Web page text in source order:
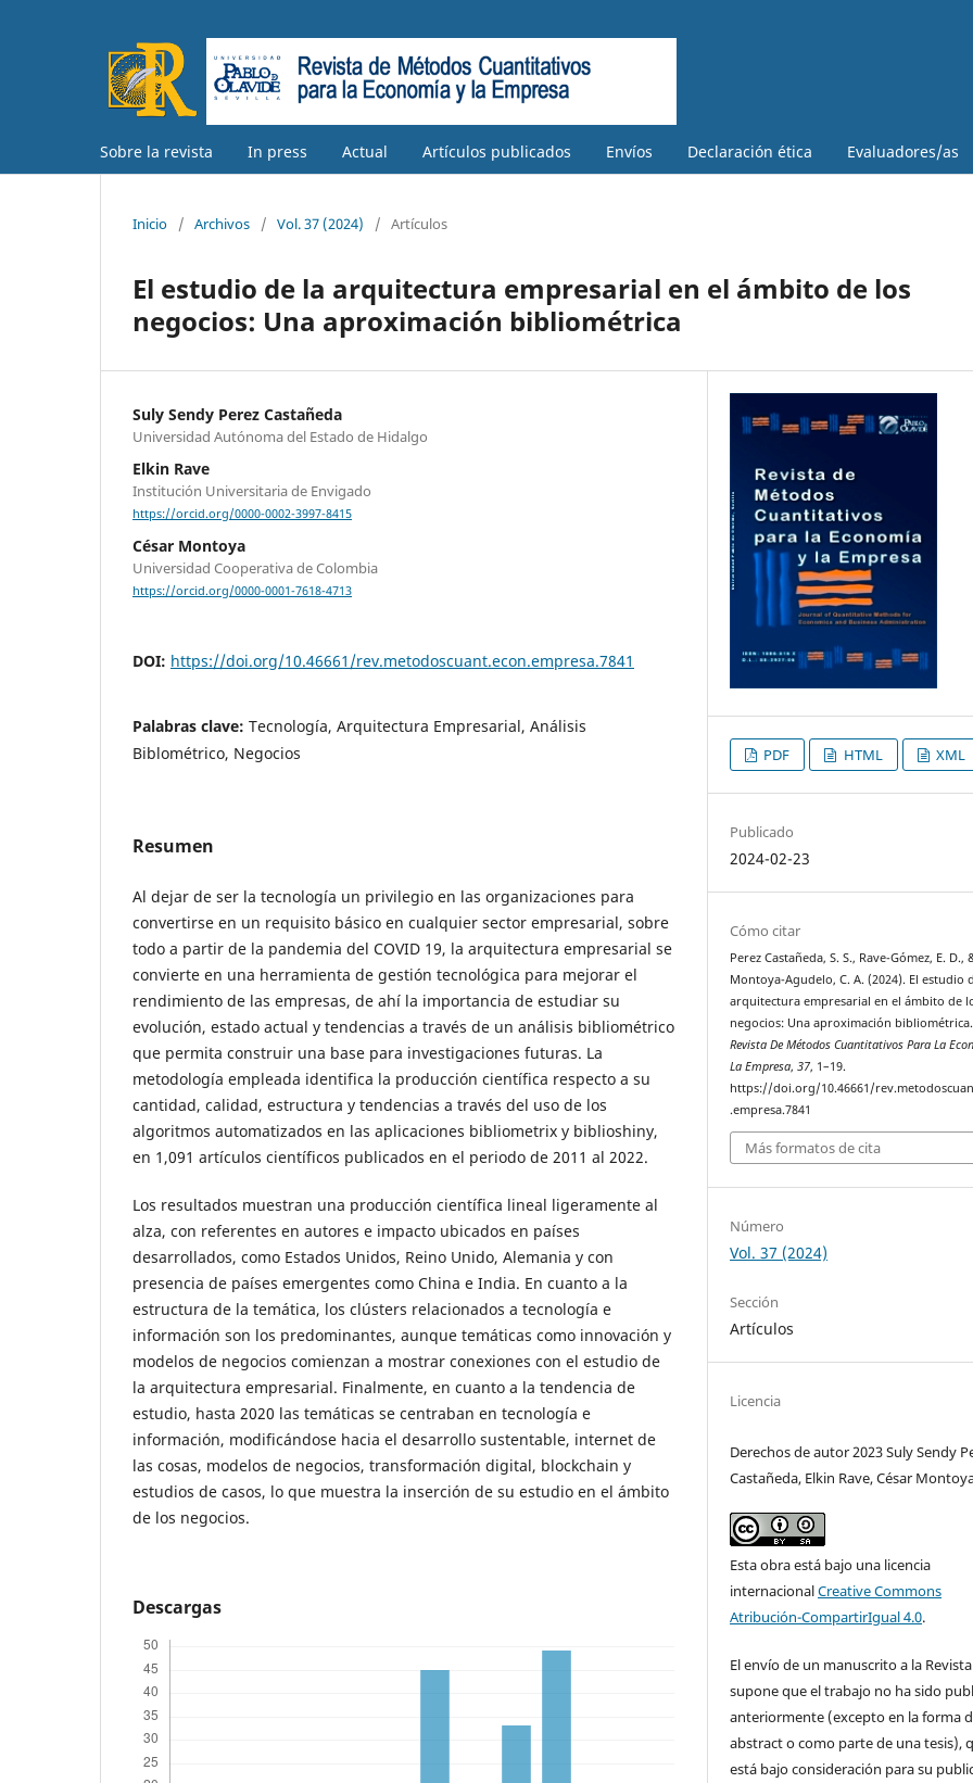
Sobre la revista In press Actual Artículos publicados Envíos Declaración ética Evaluadores/as
Inicio / Archivos / Vol. 37 (2024) / Artículos
El estudio de la arquitectura empresarial en el ámbito de los
negocios: Una aproximación bibliométrica
Suly Sendy Perez Castañeda
Universidad Autónoma del Estado de Hidalgo
Elkin Rave
Institución Universitaria de Envigado
https://orcid.org/0000-0002-3997-8415
César Montoya
Universidad Cooperativa de Colombia
https://orcid.org/0000-0001-7618-4713
DOI: https://doi.org/10.46661/rev.metodoscuant.econ.empresa.7841
Palabras clave: Tecnología, Arquitectura Empresarial, Análisis
Biblométrico, Negocios
Resumen
Al dejar de ser la tecnología un privilegio en las organizaciones para
convertirse en un requisito básico en cualquier sector empresarial, sobre
todo a partir de la pandemia del COVID 19, la arquitectura empresarial se
convierte en una herramienta de gestión tecnológica para mejorar el
rendimiento de las empresas, de ahí la importancia de estudiar su
evolución, estado actual y tendencias a través de un análisis bibliométrico
que permita construir una base para investigaciones futuras. La
metodología empleada identifica la producción científica respecto a su
cantidad, calidad, estructura y tendencias a través del uso de los
algoritmos automatizados en las aplicaciones bibliometrix y biblioshiny,
en 1,091 artículos científicos publicados en el periodo de 2011 al 2022.
Los resultados muestran una producción científica lineal ligeramente al
alza, con referentes en autores e impacto ubicados en países
desarrollados, como Estados Unidos, Reino Unido, Alemania y con
presencia de países emergentes como China e India. En cuanto a la
estructura de la temática, los clústers relacionados a tecnología e
información son los predominantes, aunque temáticas como innovación y
modelos de negocios comienzan a mostrar conexiones con el estudio de
la arquitectura empresarial. Finalmente, en cuanto a la tendencia de
estudio, hasta 2020 las temáticas se centraban en tecnología e
información, modificándose hacia el desarrollo sustentable, internet de
las cosas, modelos de negocios, transformación digital, blockchain y
estudios de casos, lo que muestra la inserción de su estudio en el ámbito
de los negocios.
Descargas
PDF HTML XML
Publicado
2024-02-23
Cómo citar
Perez Castañeda, S. S., Rave-Gómez, E. D.,
Montoya-Agudelo, C. A. (2024). El estudio
arquitectura empresarial en el ámbito de
negocios: Una aproximación bibliométrica.
Revista De Métodos Cuantitativos Para La
La Empresa,37, 1–19.
https://doi.org/10.46661/
.empresa.7841
Más formatos de cita
Número
Vol. 37 (2024)
Sección
Artículos
Licencia
Derechos de autor 2023 Suly Sendy
Castañeda, Elkin Rave, César
Esta obra está bajo una licencia
internacionalCreative Commons
Atribución-CompartirIgual 4.0.
El envío de un manuscrito a la Revista
supone que el trabajo no ha sido
anteriormente (excepto en la forma
abstract o como parte de una tesis),
está bajo consideración para su